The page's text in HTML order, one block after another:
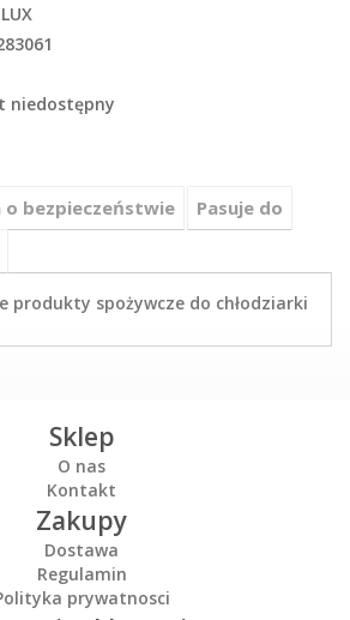
niedostępny
o bezpieczeństwie
Pasuje do
produkty spożywcze do chłodziarki
Sklep
O nas
Kontakt
Zakupy
Dostawa
Regulamin
prywatnosci